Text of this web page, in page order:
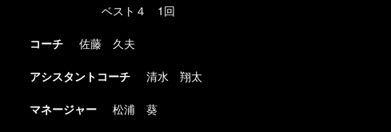
ベスト４ 1回
コーチ 佐藤 久夫
アシスタントコーチ 清水 翔太
マネージャー 松浦 葵